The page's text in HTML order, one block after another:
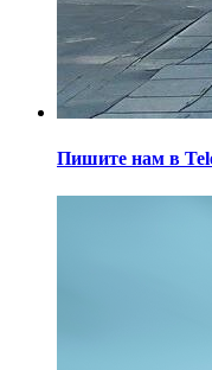
Пишите нам в